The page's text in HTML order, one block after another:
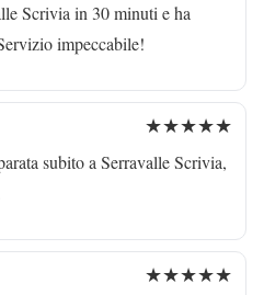
Scrivia in 30 minuti e ha
impeccabile!
★★★★★
subito a Serravalle Scrivia,
★★★★★